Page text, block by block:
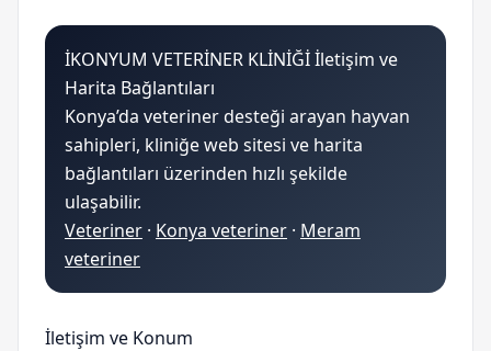
İKONYUM VETERİNER KLİNİĞİ İletişim ve
Harita Bağlantıları
Konya’da veteriner desteği arayan hayvan
sahipleri, kliniğe web sitesi ve harita
bağlantıları üzerinden hızlı şekilde
ulaşabilir.
Veteriner · Konya veteriner · Meram
veteriner
İletişim ve Konum